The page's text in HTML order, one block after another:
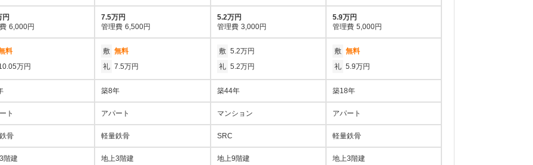
円
6,000円
7.5万円
管理費 6,500円
5.2万円
管理費 3,000円
5.9万円
管理費 5,000円
料
万円
敷 無料
礼 7.5万円
敷 5.2万円
礼 5.2万円
敷 無料
礼 5.9万円
築8年 築44年 築18年
ト アパート マンション アパート
骨 軽量鉄骨 SRC 軽量鉄骨
階建 地上3階建 地上9階建 地上3階建